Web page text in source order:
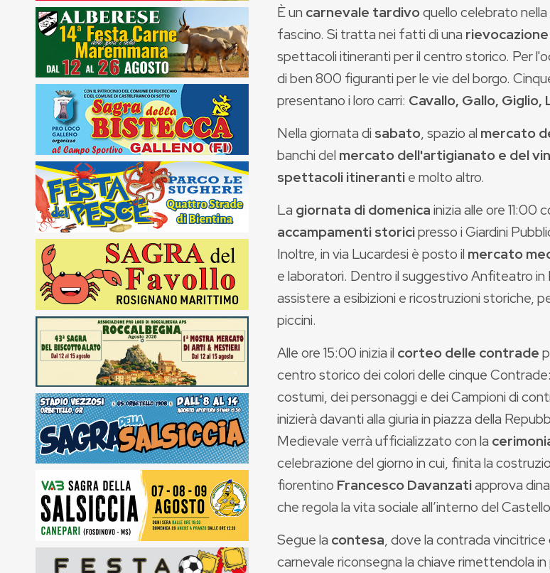
È un carnevale tardivoquello celebrato
fascino. Si tratta nei fatti di una
spettacoli itineranti per il centro storico. Per
di ben 800 figuranti per le vie del borgo.
presentano i loro carri: Cavallo, Gallo, Giglio,
Nella giornata di sabato, spazio al mercato
banchi del mercato dell'artigianato e del
spettacoli itinerantie molto altro.
La giornata di domenicainizia alle ore 11:00
accampamenti storicipresso i Giardini
Inoltre, in via Lucardesi è posto il mercato
e laboratori. Dentro il suggestivo Anfiteatro in
assistere a esibizioni e ricostruzioni storiche,
piccini.
Alle ore 15:00 inizia il corteo delle contrade
centro storico dei colori delle cinque
costumi, dei personaggi e dei Campioni di
inizierà davanti alla giuria in piazza della
Medievale verrà ufficializzato con la
celebrazione del giorno in cui, finita la
fiorentino Francesco Davanzatiapprova
che regola la vita sociale all’interno del
Segue la contesa, dove la contrada vincitrice
carnevale riconsegna la chiave rimettendola